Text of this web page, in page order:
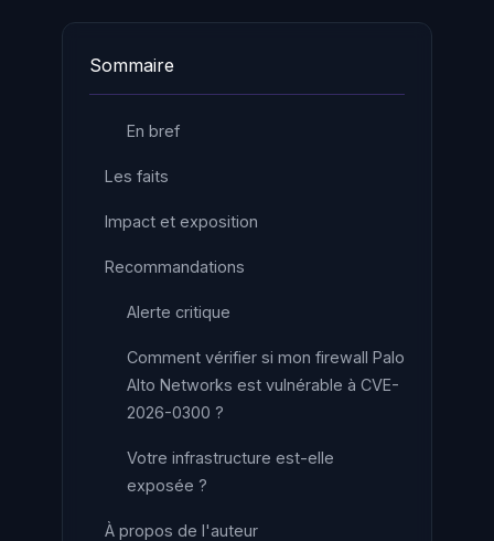
Sommaire
En bref
Les faits
Impact et exposition
Recommandations
Alerte critique
Comment vérifier si mon firewall Palo
Alto Networks est vulnérable à CVE-
2026-0300 ?
Votre infrastructure est-elle
exposée ?
À propos de l'auteur